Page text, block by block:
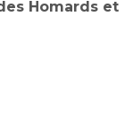
Homards et